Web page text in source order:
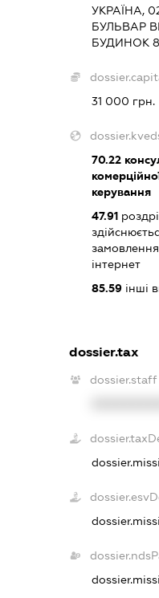
УКРАЇНА,
БУЛЬВАР
БУДИНОК
31 000 грн.
70.22
керування
47.91
інтернет
85.59інші
dossier.tax
dossier.staff